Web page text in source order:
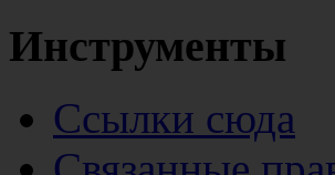
Инструменты
Ссылки сюда